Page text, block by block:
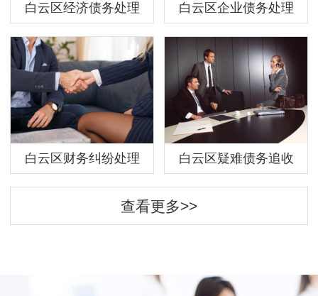
白云区经济债务处理 白云区企业债务处理
白云区财务纠纷处理 白云区疑难债务追收
查看更多>>